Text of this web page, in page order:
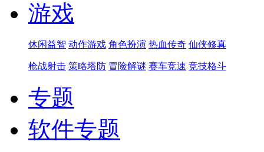
游戏
休闲益智 动作游戏 角色扮演 热血传奇 仙侠修真
枪战射击 策略塔防 冒险解谜 赛车竞速 竞技格斗
专题
软件专题